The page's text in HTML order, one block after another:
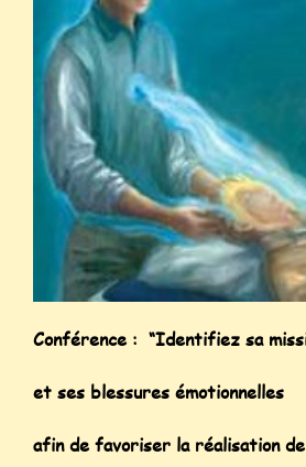
Conférence : “Identifiez sa
et ses blessures émotionnelles
afin de favoriser la réalisation de